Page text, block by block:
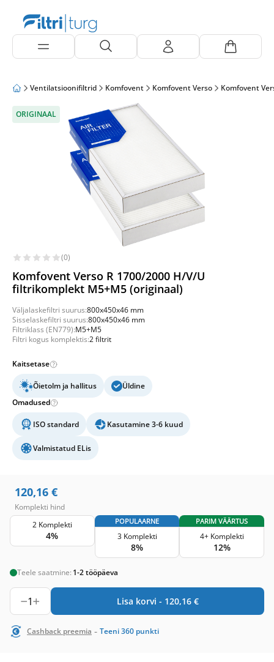
Ventilatsioonifiltrid Komfovent Komfovent Verso Komfovent
ORIGINAAL
(0)
Komfovent Verso R 1700/2000 H/V/U
filtrikomplekt M5+M5 (originaal)
Väljalaskefiltri suurus:800x450x46 mm
Sisselaskefiltri suurus:800x450x46 mm
Filtriklass (EN779):M5+M5
Filtri kogus komplektis:2 filtrit
Kaitsetase
Õietolm ja hallitus
Üldine
Omadused
ISO standard Kasutamine 3-6 kuud
Valmistatud ELis
120,16 €
Komplekti hind
2 Komplekti
4%
POPULAARNE
3 Komplekti
8%
PARIM VÄÄRTUS
4+ Komplekti
12%
Teele saatmine: 1-2 tööpäeva
1 Lisa korvi - 120,16 €
Cashback preemia - Teeni360 punkti